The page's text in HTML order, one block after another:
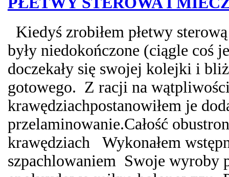
Kiedyś zrobiłem płetwy
były niedokończone (ciągle coś
doczekały się swojej kolejki i
gotowego. Z racji na
krawędziachpostanowiłem je
przelaminowanie.Całość
krawędziach Wykonałem
szpachlowaniem Swoje wyroby